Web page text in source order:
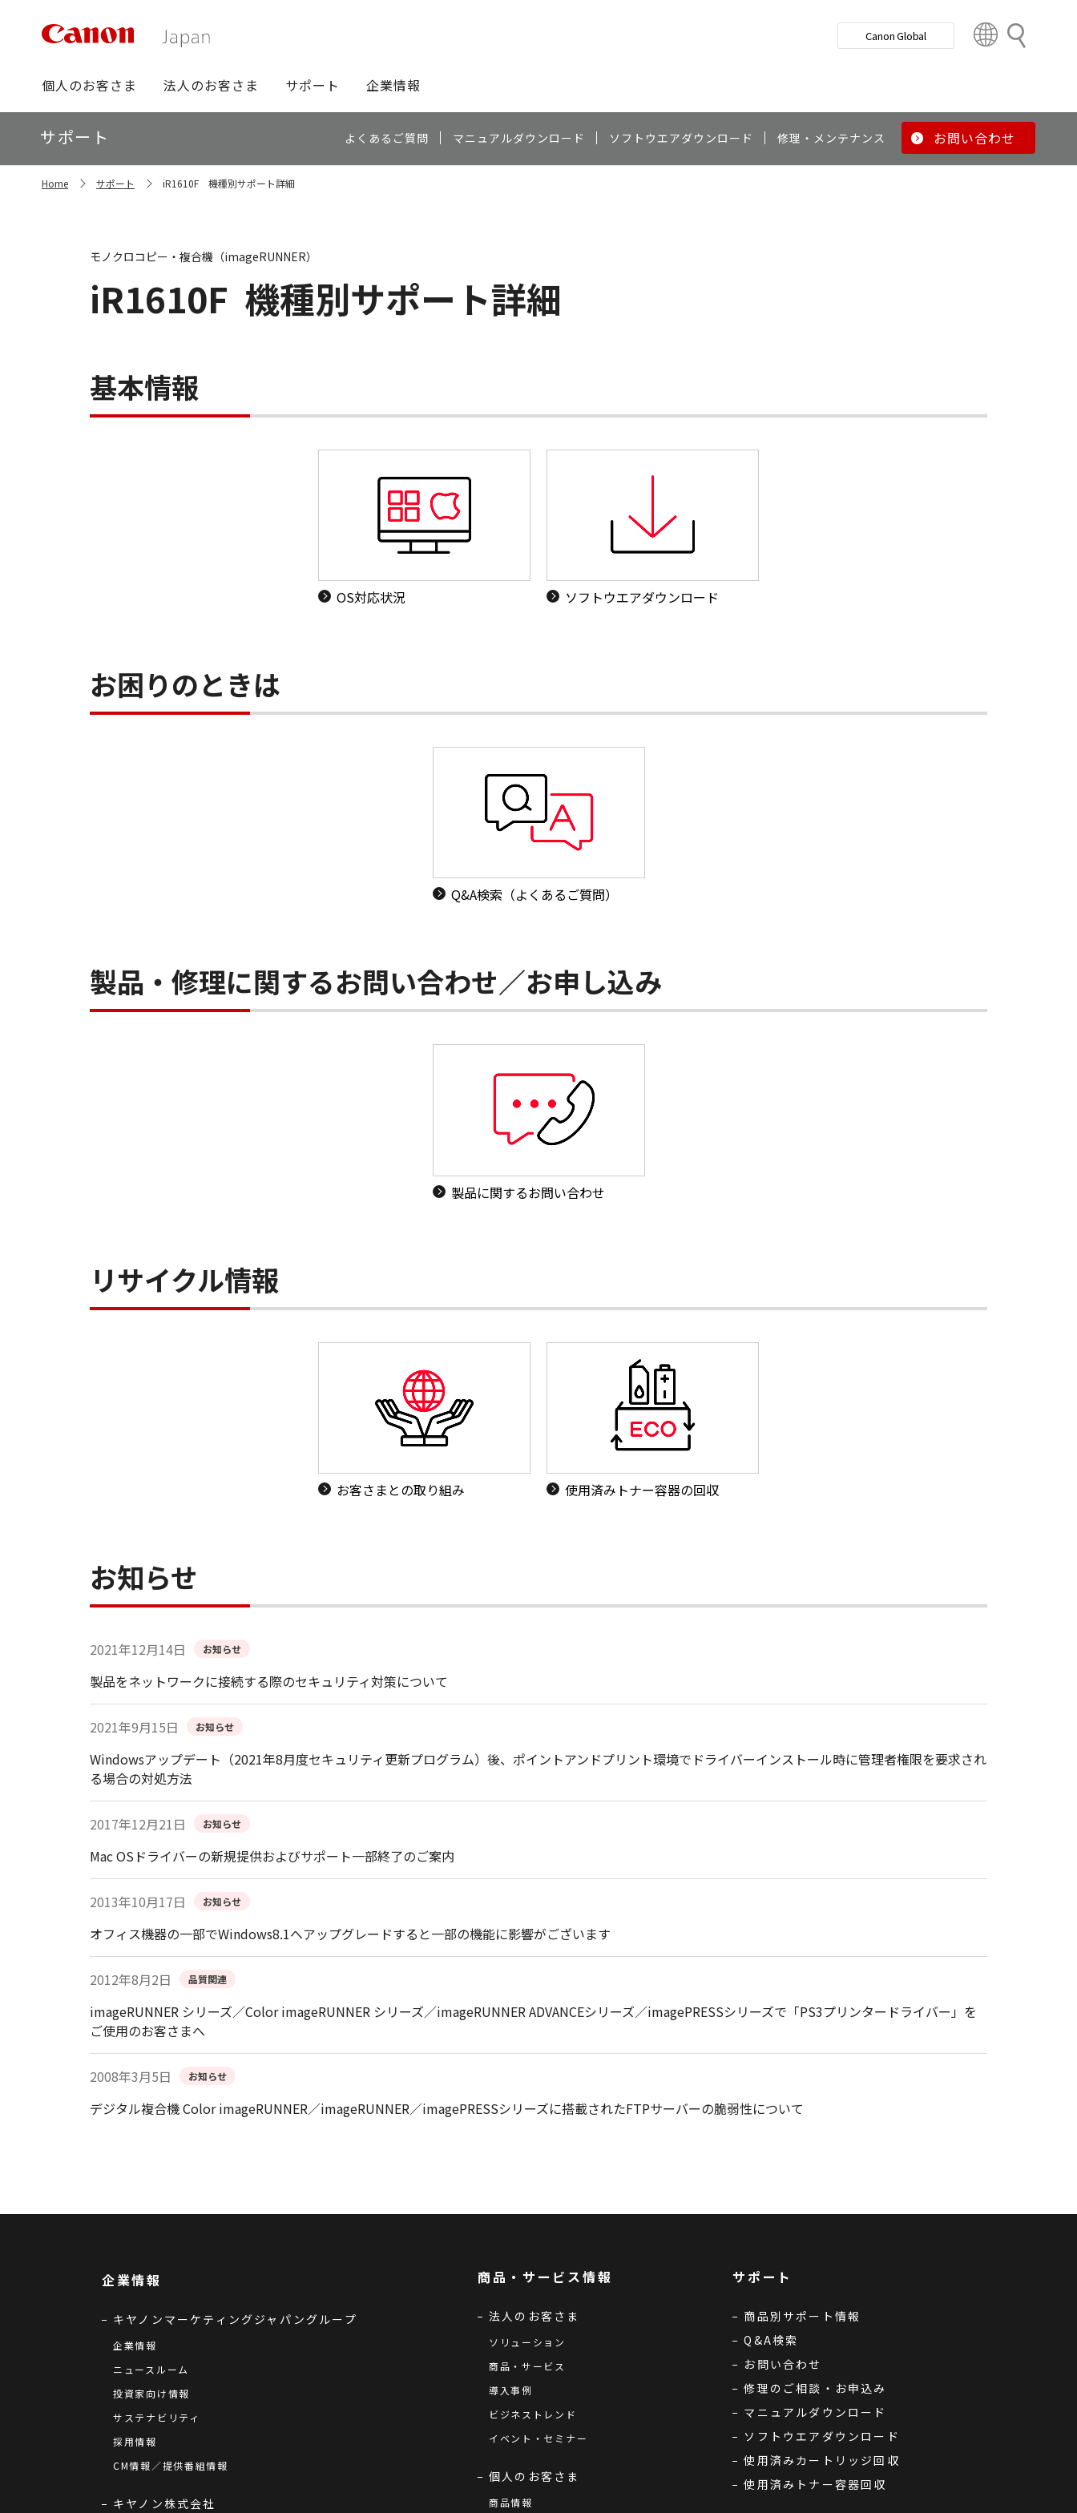
検
グ
ロ
ー
バ
ビ
個人のお客さま 法人のお客さま サポート 企業情報
Canon Global
t
y
ロ
ー
カ
ル
サポート よくあるご質問 マニュアルダウンロード ソフトウエアダウンロード 修理・メンテナンス お問い合わせ
Home サポート iR1610F 機種別サポート詳細
iR1610F 機種別サポート詳細
モノクロコピー・複合機（imageRUNNER）
基本情報
OS対応状況 ソフトウエアダウンロード
お困りのときは
Q&A検索（よくあるご質問）
製品・修理に関するお問い合わせ／お申し込み
製品に関するお問い合わせ
リサイクル情報
お客さまとの取り組み 使用済みトナー容器の回収
お知らせ
2021年12月14日 お知らせ
製品をネットワークに接続する際のセキュリティ対策について
2021年9月15日 お知らせ
Windowsアップデート（2021年8月度セキュリティ更新プログラム）後、ポイントアンドプリント環境でドライバーインストール時に管理者権限を要求され
る場合の対処方法
2017年12月21日 お知らせ
Mac OSドライバーの新規提供およびサポート一部終了のご案内
2013年10月17日 お知らせ
オフィス機器の一部でWindows8.1へアップグレードすると一部の機能に影響がございます
2012年8月2日 品質関連
imageRUNNER シリーズ／Color imageRUNNER シリーズ／imageRUNNER ADVANCEシリーズ／imagePRESSシリーズで「PS3プリンタードライバー」を
ご使用のお客さまへ
2008年3月5日 お知らせ
デジタル複合機 Color imageRUNNER／imageRUNNER／imagePRESSシリーズに搭載されたFTPサーバーの脆弱性について
企業情報
キヤノンマーケティングジャパングループ
企業情報
ニュースルーム
投資家向け情報
サステナビリティ
採用情報
CM情報／提供番組情報
キヤノン株式会社
商品・サービス情報
法人のお客さま
ソリューション
商品・サービス
導入事例
ビジネストレンド
イベント・セミナー
個人のお客さま
商品情報
サポート
商品別サポート情報
Q&A検索
お問い合わせ
修理のご相談・お申込み
マニュアルダウンロード
ソフトウエアダウンロード
使用済みカートリッジ回収
使用済みトナー容器回収